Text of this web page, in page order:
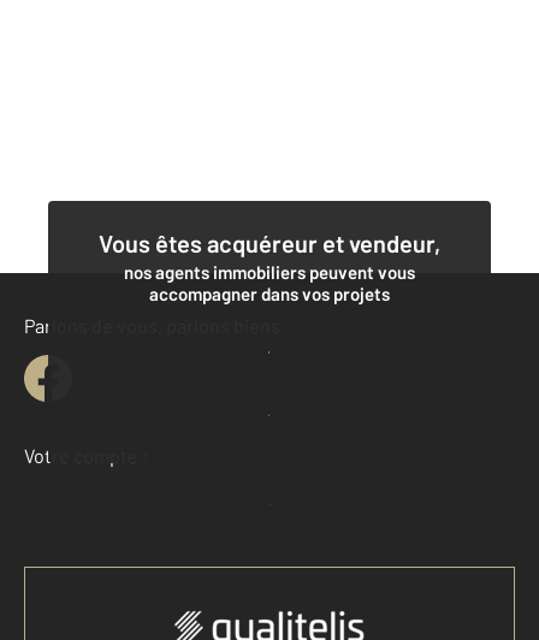
Vous êtes acquéreur et vendeur,
nos agents immobiliers peuvent vous
accompagner dans vos projets
Contacter l'agence
Demander une estimation
Parlons de vous, parlons biens
Votre compte :
Accéder à mon compte